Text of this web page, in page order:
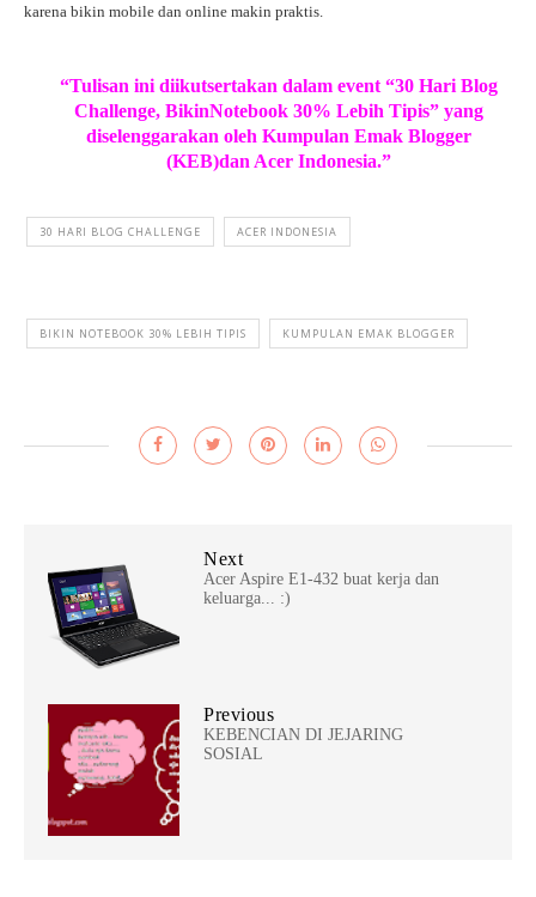
karena bikin mobile dan online makin praktis.
“Tulisan ini diikutsertakan dalam event “30 Hari Blog
Challenge, BikinNotebook 30% Lebih Tipis” yang
diselenggarakan oleh Kumpulan Emak Blogger
(KEB)dan Acer Indonesia.”
30 HARI BLOG CHALLENGE ACER INDONESIA
BIKIN NOTEBOOK 30% LEBIH TIPIS KUMPULAN EMAK BLOGGER
Next
Acer Aspire E1-432 buat kerja dan
keluarga... :)
Previous
KEBENCIAN DI JEJARING
SOSIAL